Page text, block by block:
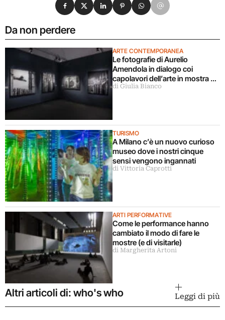
Da non perdere
ARTE CONTEMPORANEA
Le fotografie di Aurelio
Amendola in dialogo coi
capolavori dell’arte in mostra a
Milano
di Giulia Bianco
TURISMO
A Milano c’è un nuovo curioso
museo dove i nostri cinque
sensi vengono ingannati
di Vittoria Caprotti
ARTI PERFORMATIVE
Come le performance hanno
cambiato il modo di fare le
mostre (e di visitarle)
di Margherita Artoni
Altri articoli di: who's who Leggi di più